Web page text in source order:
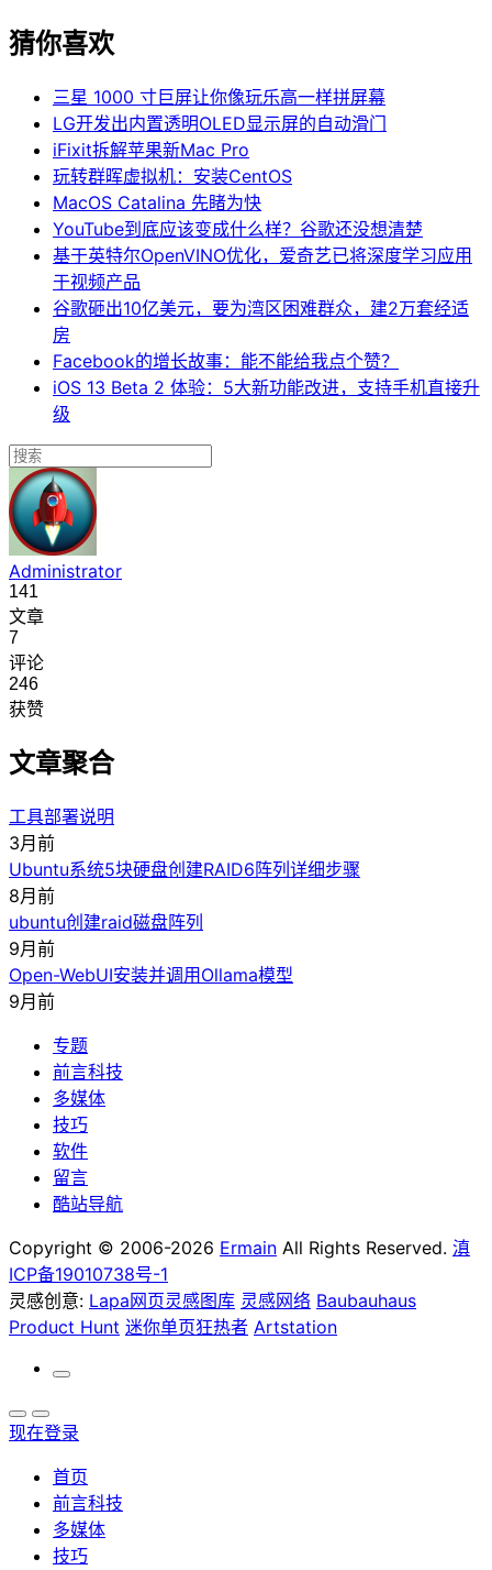
猜你喜欢
三星 1000 寸巨屏让你像玩乐高一样拼屏幕
LG开发出内置透明OLED显示屏的自动滑门
iFixit拆解苹果新Mac Pro
玩转群晖虚拟机：安装CentOS
MacOS Catalina 先睹为快
YouTube到底应该变成什么样？谷歌还没想清楚
基于英特尔OpenVINO优化，爱奇艺已将深度学习应用
于视频产品
谷歌砸出10亿美元，要为湾区困难群众，建2万套经适
房
Facebook的增长故事：能不能给我点个赞？
iOS 13 Beta 2 体验：5大新功能改进，支持手机直接升
级
Administrator
141
文章
7
评论
246
获赞
文章聚合
工具部署说明
3月前
Ubuntu系统5块硬盘创建RAID6阵列详细步骤
8月前
ubuntu创建raid磁盘阵列
9月前
Open-WebUI安装并调用Ollama模型
9月前
专题
前言科技
多媒体
技巧
软件
留言
酷站导航
Copyright © 2006-2026 Ermain All Rights Reserved. 滇
ICP备19010738号-1
灵感创意: Lapa网页灵感图库 灵感网络 Baubauhaus
Product Hunt 迷你单页狂热者 Artstation
现在登录
首页
前言科技
多媒体
技巧